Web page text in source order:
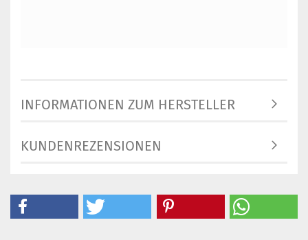
INFORMATIONEN ZUM HERSTELLER
KUNDENREZENSIONEN